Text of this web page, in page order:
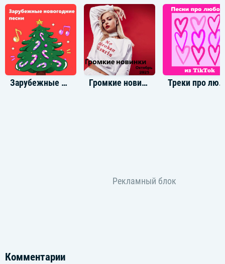
Зарубежные новогодние треки Громкие новинки: Октябрь 2025 Треки про любовь из TikTok
Комментарии